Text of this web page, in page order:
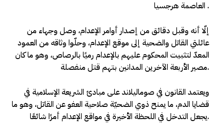
العاصمة هرجسيا .
إلّا أنه وقبل دقائق من إصدار أوامر الإعدام، وصل وجهاء من
عائلتي القاتل والضحية إلى موقع الإعدام، وحلّوا وثاقه من العمود
المعدّ لتثبيت المحكوم عليهم بالإعدام رميًا بالرصاص، وهو ما كان
مصير الأربعة الآخرين المدانين بتهم قتل منفصلة.
ويعتمد القانون في صوماليلاند على مبادئ الشريعة الإسلامية في
قضايا الدم، ما يمنح ذوي الضحيّة صلاحية العفو عن القاتل، وهو ما
يجعل التدخل في اللحظة الأخيرة في مواقع الإعدام أمرًا شائعًا.